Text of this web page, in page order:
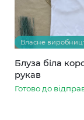
Власне
Блуза біла
рукав
Готово до